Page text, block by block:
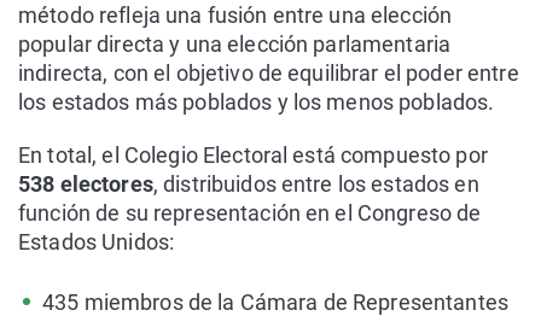
método refleja una fusión entre una elección
popular directa y una elección parlamentaria
indirecta, con el objetivo de equilibrar el poder entre
los estados más poblados y los menos poblados.
En total, el Colegio Electoral está compuesto por
538 electores, distribuidos entre los estados en
función de su representación en el Congreso de
Estados Unidos:
435 miembros de la Cámara de Representantes